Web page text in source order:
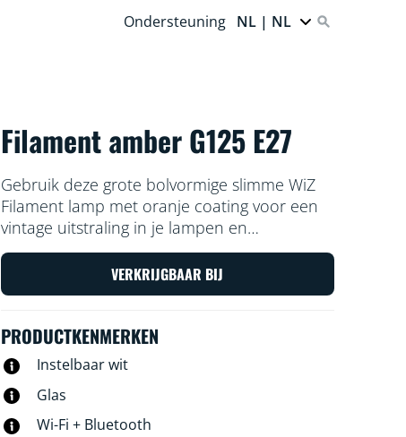
Ondersteuning NL | NL
Filament amber G125 E27
Gebruik deze grote bolvormige slimme WiZ
Filament lamp met oranje coating voor een
vintage uitstraling in je lampen en
armaturen. Gebruik de WiZ app of je stem
om de verlichting te dimmen of feller te
zetten, of gebruik voorgeprogrammeerde
VERKRIJGBAAR BIJ
PRODUCTKENMERKEN
Instelbaar wit
Glas
Wi-Fi + Bluetooth